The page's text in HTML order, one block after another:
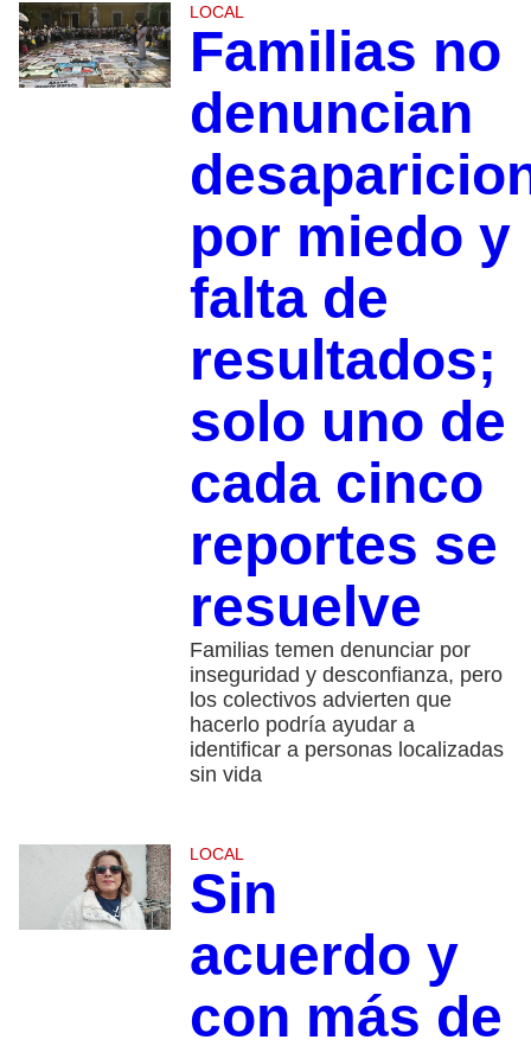
LOCAL
Familias no
denuncian
por miedo y
falta de
resultados;
solo uno de
cada cinco
reportes se
resuelve
Familias temen denunciar por
inseguridad y desconfianza, pero
los colectivos advierten que
hacerlo podría ayudar a
identificar a personas localizadas
sin vida
LOCAL
Sin
acuerdo y
con más de